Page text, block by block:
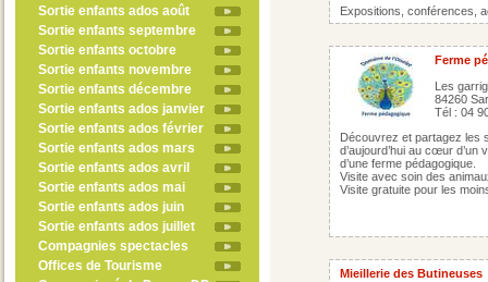
Sortie enfants ados août
Sortie enfants septembre
Sortie enfants octobre
Sortie enfants novembre
Sortie enfants décembre
Sortie enfants ados janvier
Sortie enfants ados février
Sortie enfants ados mars
Sortie enfants ados avril
Sortie enfants ados mai
Sortie enfants ados juin
Sortie enfants ados juillet
Compagnies spectacles
Offices de Tourisme
Expositions, conférences,
Ferme
Les
84260
Tél : 04
Découvrez et partagez les
d’aujourd’hui au cœur d’un
d’une ferme pédagogique.
Visite avec soin des
Visite gratuite pour les
Mieillerie des Butineuses